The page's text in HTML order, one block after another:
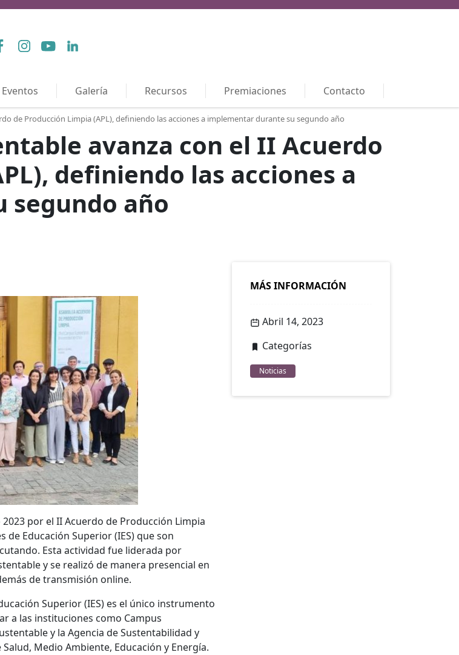
InstagramYouTubeLinkedIn
Eventos Galería Recursos Premiaciones Contacto
de Producción Limpia (APL), definiendo las acciones a implementar durante su segundo año
avanza con el II Acuerdo
definiendo las acciones a
segundo año
por el II Acuerdo de Producción Limpia
Educación Superior (IES) que son
Esta actividad fue liderada por
yse realizó de manera presencial en
de transmisión online.
Superior (IES) es el único instrumento
a las instituciones como Campus
y la Agencia de Sustentabilidad y
Medio Ambiente, Educación y Energía.
MÁS INFORMACIÓN
Abril 14, 2023
Categorías
Noticias